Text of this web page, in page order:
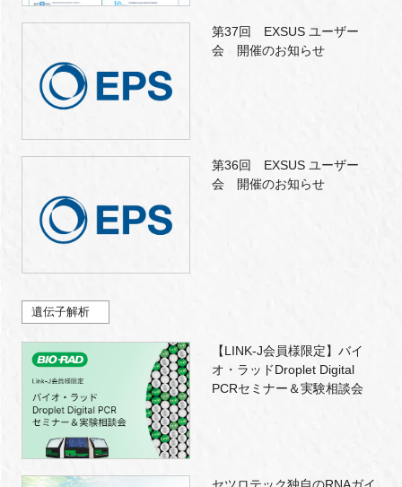
第37回 EXSUS ユーザー
会 開催のお知らせ
第36回 EXSUS ユーザー
会 開催のお知らせ
遺伝子解析
【LINK-J会員様限定】バイ
オ・ラッドDroplet Digital
PCRセミナー＆実験相談会